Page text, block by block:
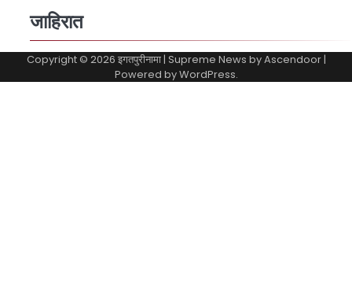
जाहिरात
Copyright © 2026 इगतपुरीनामा| Supreme News byAscendoor|
Powered byWordPress.